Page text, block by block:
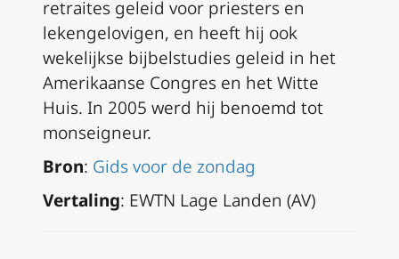
retraites geleid voor priesters en
lekengelovigen, en heeft hij ook
wekelijkse bijbelstudies geleid in het
Amerikaanse Congres en het Witte
Huis. In 2005 werd hij benoemd tot
monseigneur.
Bron: Gids voor de zondag
Vertaling: EWTN Lage Landen (AV)